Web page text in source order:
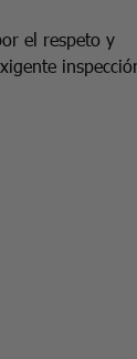
el respeto y